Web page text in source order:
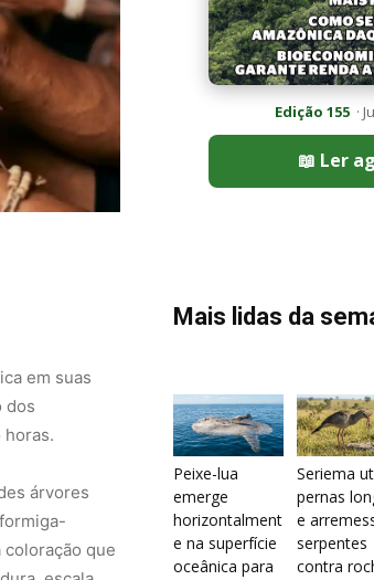
em suas
dos
árvores
que
Edição 155·
📖 Ler
Mais lidas da
Peixe-lua
emerge
horizontalment
e na superfície
oceânica para
Seriema
pernas
e
serpentes
contra